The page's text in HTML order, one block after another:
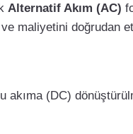
Alternatif Akım (AC)
maliyetini doğrudan
akıma (DC)